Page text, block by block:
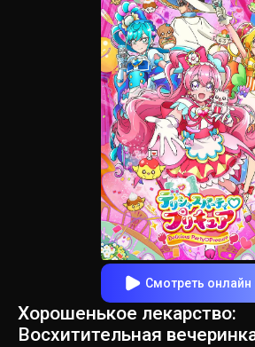
Смотреть онлайн
Хорошенькое лекарство:
Восхитительная